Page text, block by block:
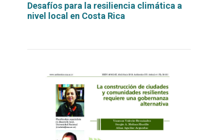
Desafíos para la resiliencia climática a
nivel local en Costa Rica